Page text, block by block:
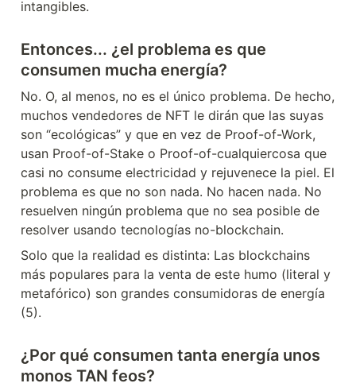
intangibles.
Entonces... ¿el problema es que
consumen mucha energía?
No. O, al menos, no es el único problema. De hecho,
muchos vendedores de NFT le dirán que las suyas
son “ecológicas” y que en vez de Proof-of-Work,
usan Proof-of-Stake o Proof-of-cualquiercosa que
casi no consume electricidad y rejuvenece la piel. El
problema es que no son nada. No hacen nada. No
resuelven ningún problema que no sea posible de
resolver usando tecnologías no-blockchain.
Solo que la realidad es distinta: Las blockchains
más populares para la venta de este humo (literal y
metafórico) son grandes consumidoras de energía
(5).
¿Por qué consumen tanta energía unos
monos TAN feos?